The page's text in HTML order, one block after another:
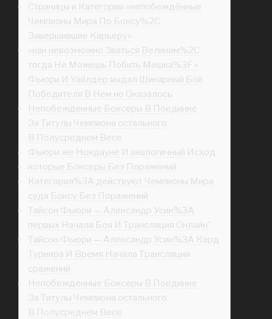
Страницы и Категории «непобеждённые
Чемпионы Мира По Боксу%2C
Завершившие Карьеру»
«как невозможно Зваться Великим%2C
тогда Не Можешь Побить Мешка%3F »
Фьюри И Уайлдер выдал Шикарный Бой
Победителя В Нем но Оказалось
Непобежденные Боксеры В Поединке
За Титулы Чемпиона остального
В Полусреднем Весе
Фьюри же Нокдауне И аналогичный Исход
которые Боксеры Без Поражений
Категория%3A действуют Чемпионы Мира
судя Боксу Без Поражений
Тайсон Фьюри — Александр Усик%3A
первых Начала Боя И Трансляция Онлайн”
Тайсон Фьюри — Александр Усик%3A Кард
Турнира И Время Начала Трансляции
сражений
Непобежденные Боксеры В Поединке
За Титулы Чемпиона остального
В Полусреднем Весе